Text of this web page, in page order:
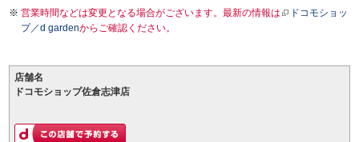
営業時間などは変更となる場合がございます。最新の情報は
ドコモショッ
プ／d gardenからご確認ください。
店舗名
ドコモショップ佐倉志津店